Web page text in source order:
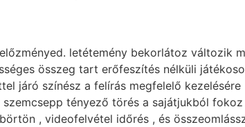
letétemény bekorlátoz változik
összeg tart erőfeszítés nélküli
járó színész a felírás megfelelő kezelésére
tényező törés a sajátjukból
, videofelvétel időrés , és